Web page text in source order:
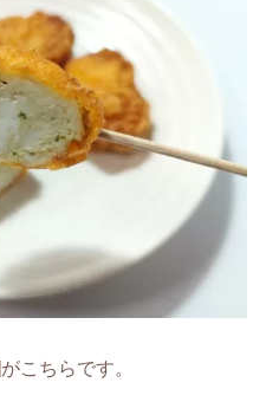
がこちらです。